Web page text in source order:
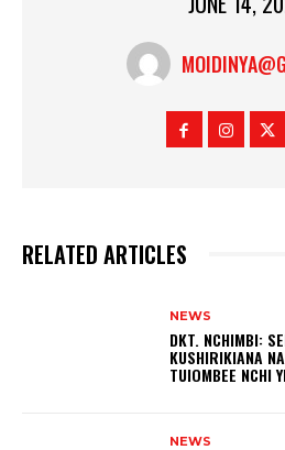
RELATED ARTICLES
NEWS
DKT. NCHIMBI:
KUSHIRIKIANA
TUIOMBEE NCHI
NEWS